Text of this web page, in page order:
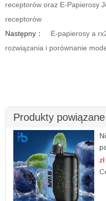
receptorów oraz E-Papierosy
receptorów
Następny：
E-papierosy a
rozwiązania i porównanie
Produkty powiązane